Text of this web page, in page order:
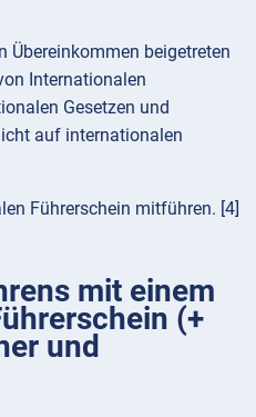
Übereinkommen beigetreten
Internationalen
Gesetzen und
auf internationalen
Führerschein mitführen. [4]
mit einem
(+
und